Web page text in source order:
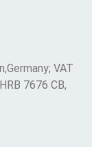
VAT
7676 CB,